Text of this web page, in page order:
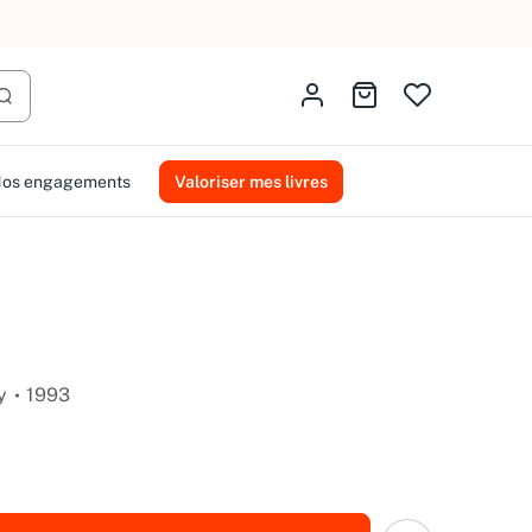
Lancer la recherche
Identifiez-vousAller au panier
engagements Valoriser mes livres
1993